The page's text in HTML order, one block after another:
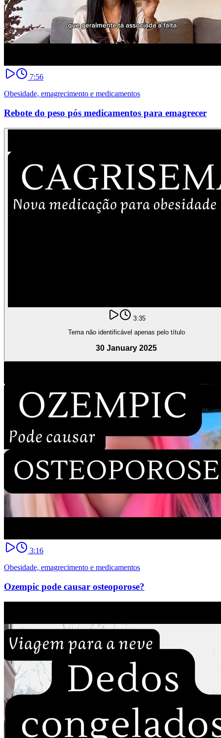
7:56
Obesidade, emagrecimento e medicamentos
Rebote do peso pós medicamentos para emagrecer
3:35
Tema não identificável apenas pelo título
30 January 2025
3:16
Obesidade, emagrecimento e medicamentos
Ozempic pode causar osteoporose?